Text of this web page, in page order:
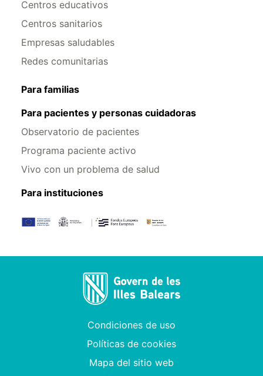
Centros educativos
Centros sanitarios
Empresas saludables
Redes comunitarias
Para familias
Para pacientes y personas cuidadoras
Observatorio de pacientes
Programa paciente activo
Vivo con un problema de salud
Para instituciones
Condiciones de uso
Políticas de cookies
Mapa del sitio web